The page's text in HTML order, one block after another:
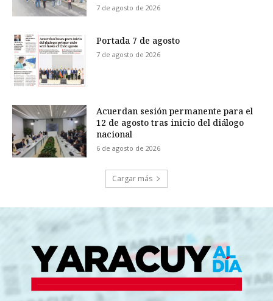
7 de agosto de 2026
Portada 7 de agosto
7 de agosto de 2026
Acuerdan sesión permanente para el
12 de agosto tras inicio del diálogo
nacional
6 de agosto de 2026
Cargar más